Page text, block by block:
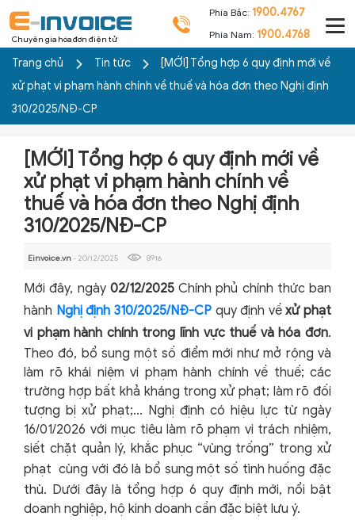
Chuyên gia hóa đơn điện tử
Phía Bắc: 1900.4767
Phía Nam: 1900.4768
Trang chủ Tin tức
[MỚI] Tổng hợp 6 quy định mới về
xử phạt vi phạm hành chính về thuế và hóa đơn theo Nghị định
310/2025/NĐ-CP
[MỚI] Tổng hợp 6 quy định mới về
xử phạt vi phạm hành chính về
thuế và hóa đơn theo Nghị định
310/2025/NĐ-CP
Einvoice.vn- 20/12/2025 8916
Mới đây, ngày 02/12/2025Chính phủ chính thức ban
hành Nghị định 310/2025/NĐ-CPquy định vềxử phạt
vi phạm hành chính trong lĩnh vực thuế và hóa đơn.
Theo đó, bổ sung một số điểm mới như mở rộng và
làm rõ khái niệm vi phạm hành chính về thuế; các
trường hợp bất khả kháng trong xử phạt; làm rõ đối
tượng bị xử phạt;... Nghị định có hiệu lực từ ngày
16/01/2026 với mục tiêu làm rõ phạm vi trách nhiệm,
siết chặt quản lý, khắc phục “vùng trống” trong xử
phạt cùng với đó là bổ sung một số tình huống đặc
thù. Dưới đây là tổng hợp 6 quy định mới, nổi bật
doanh nghiệp, hộ kinh doanh cần đặc biệt lưu ý.